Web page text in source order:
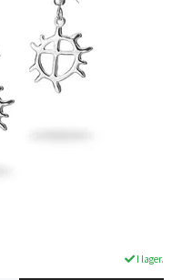
I lager.